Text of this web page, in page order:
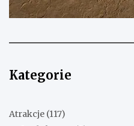
Kategorie
Atrakcje (117)